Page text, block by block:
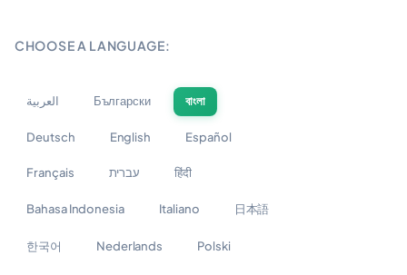
CHOOSE A LANGUAGE:
العربية Български বাংলা
Deutsch English Español
Français עברית हिंदी
Bahasa Indonesia Italiano 日本語
한국어 Nederlands Polski